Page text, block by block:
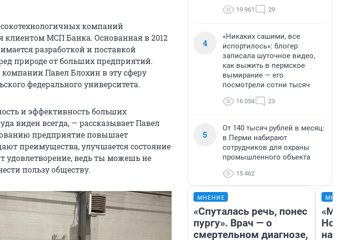
компаний
клиентом МСП Банка. Основанная в 2012
разработкой и поставкой
природе от больших предприятий.
Павел Блохин в эту сферу
федерального университета.
и эффективность больших
виден всегда, — рассказывает Павел
предприятие повышает
преимущества, улучшается состояние
удовлетворение, ведь ты можешь не
пользу обществу.
19 961 29
4
«Никаких сашими, все
испортилось»: блогер
записала шуточное видео,
как выжить в пермское
вымирание — его
посмотрели сотни тысяч
16 054 23
5
От 140 тысяч рублей в месяц:
в Перми набирают
сотрудников для охраны
промышленного объекта
15 462
МНЕНИЕ
«Спуталась речь, понес
пургу». Врач — о
смертельном диагнозе,
«Мы